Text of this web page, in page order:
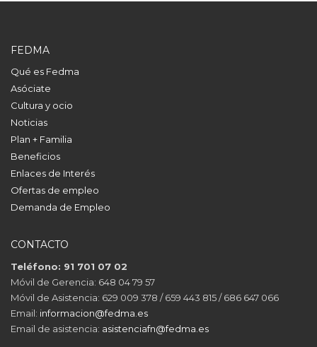
FEDMA
Qué es Fedma
Asóciate
Cultura y ocio
Noticias
Plan + Familia
Beneficios
Enlaces de Interés
Ofertas de empleo
Demanda de Empleo
CONTACTO
Teléfono: 91 701 07 02
Móvil de Gerencia: 648 04 79 57
Móvil de Asistencia: 629 009 378 / 659 443 815 / 686 647 066
Email: informacion@fedma.es
Email de asistencia: asistenciafn@fedma.es